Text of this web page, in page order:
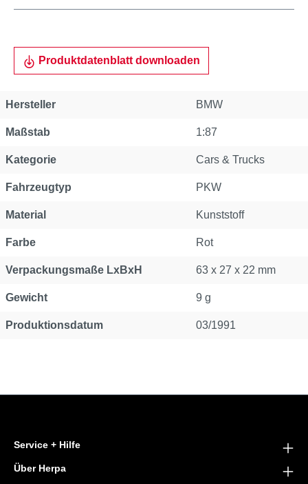
Produktdatenblatt downloaden
Hersteller BMW
Maßstab 1:87
Kategorie Cars & Trucks
Fahrzeugtyp PKW
Material Kunststoff
Farbe Rot
Verpackungsmaße LxBxH 63 x 27 x 22 mm
Gewicht 9 g
Produktionsdatum 03/1991
Service + Hilfe
Über Herpa